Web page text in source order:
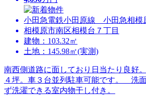
小田急電鉄小田原線 小田急相模
相模原市南区相模台７丁目
建物：103.32㎡
土地：145.98㎡(実測)
南西側道路に面しており日当たり良好
４坪。車３台並列駐車可能です。 洗
ず洗濯できる室内物干し付き。